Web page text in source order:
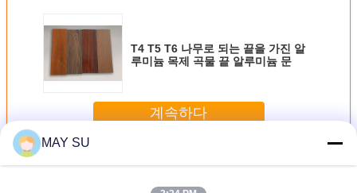
T4 T5 T6 나무로 되는 끝을 가진 알
루미늄 목제 곡물 끝 알루미늄 문
계속하다
더 많은 것
MAY SU